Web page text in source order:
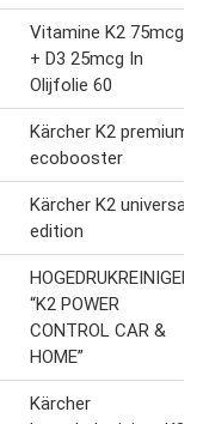
Vitamine K2 75mcg
+ D3 25mcg In
Olijfolie 60
Kärcher K2 premium
ecobooster
Kärcher K2 universal
edition
HOGEDRUKREINIGER
“K2 POWER
CONTROL CAR &
HOME”
Kärcher